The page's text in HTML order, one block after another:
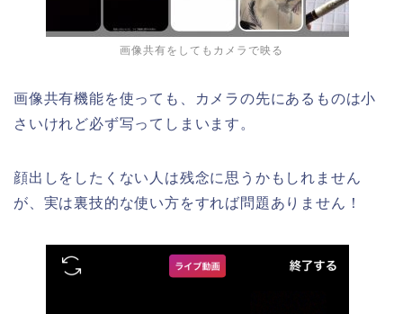
画像共有をしてもカメラで映る
画像共有機能を使っても、カメラの先にあるものは小
さいけれど必ず写ってしまいます。
顔出しをしたくない人は残念に思うかもしれません
が、実は裏技的な使い方をすれば問題ありません！